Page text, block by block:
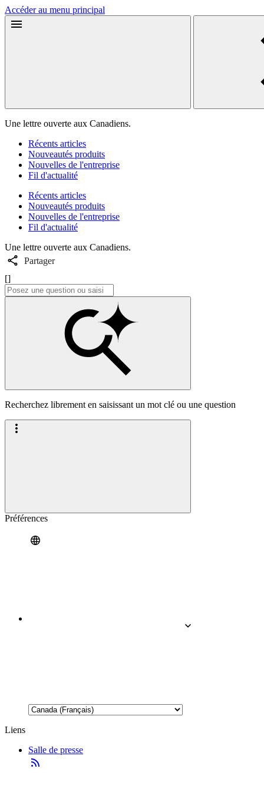
Accéder au menu principal
Une lettre ouverte aux Canadiens.
Récents articles
Nouveautés produits
Nouvelles de l'entreprise
Fil d'actualité
Récents articles
Nouveautés produits
Nouvelles de l'entreprise
Fil d'actualité
Une lettre ouverte aux Canadiens.
Partager
[]
Recherchez librement en saisissant un mot clé ou une question
Préférences
Liens
Salle de presse